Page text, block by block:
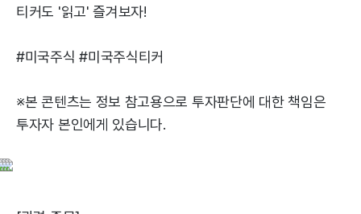
티커도 '읽고' 즐겨보자!
#미국주식 #미국주식티커
※본 콘텐츠는 정보 참고용으로 투자판단에 대한 책임은
투자자 본인에게 있습니다.